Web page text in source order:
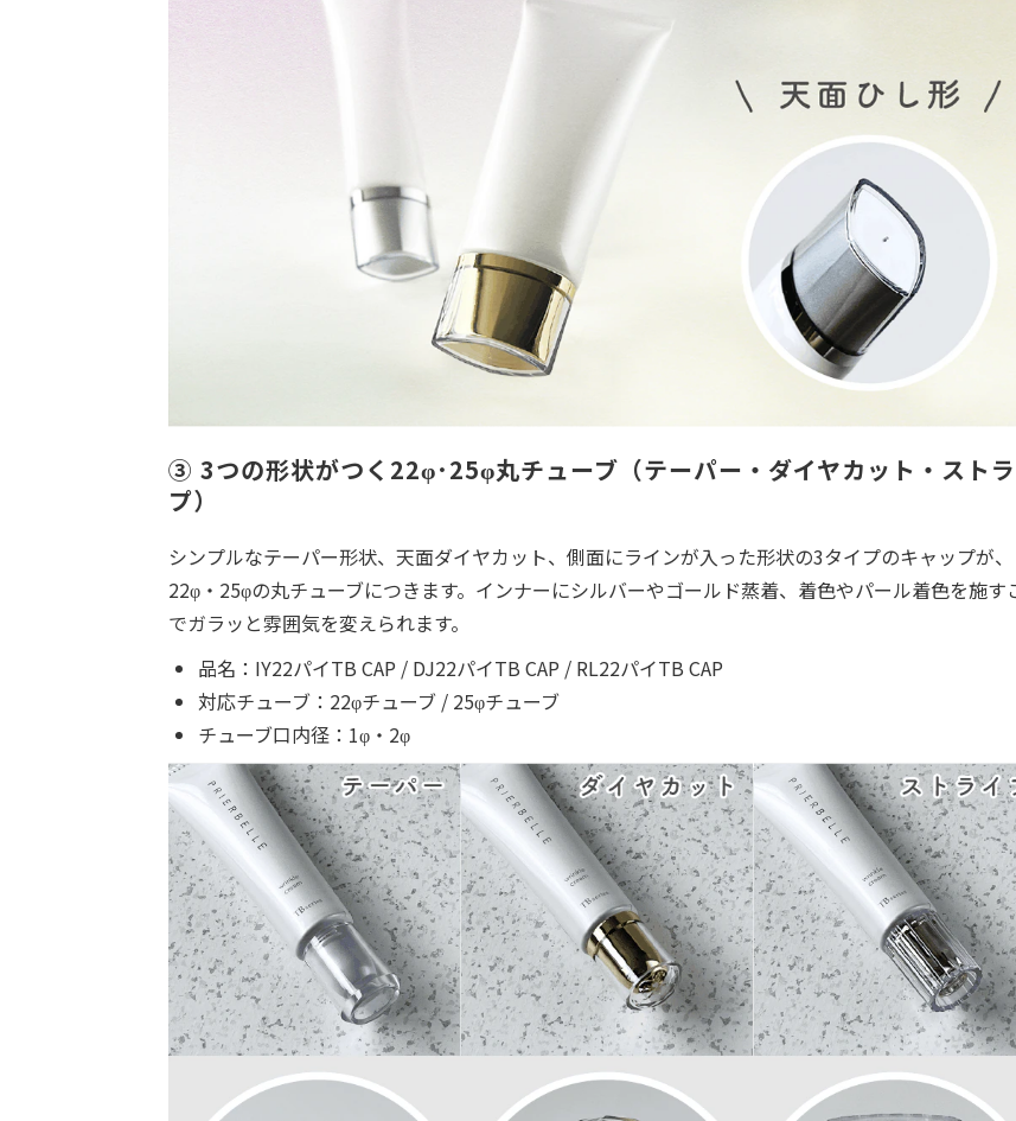
③ 3つの形状がつく22φ･25φ丸チューブ（テーパー・ダイヤカット・スト
プ）
シンプルなテーパー形状、天面ダイヤカット、側面にラインが入った形状の3タイプのキャップが、
22φ・25φの丸チューブにつきます。インナーにシルバーやゴールド蒸着、着色やパール着色を施す
でガラッと雰囲気を変えられます。
品名：IY22パイTB CAP / DJ22パイTB CAP / RL22パイTB CAP
対応チューブ：22φチューブ / 25φチューブ
チューブ口内径：1φ・2φ